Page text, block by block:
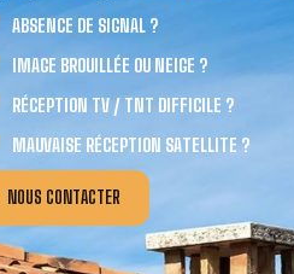
ABSENCE DE SIGNAL ?
IMAGE BROUILLÉE OU NEIGE ?
RÉCEPTION TV / TNT DIFFICILE ?
MAUVAISE RÉCEPTION SATELLITE ?
NOUS CONTACTER